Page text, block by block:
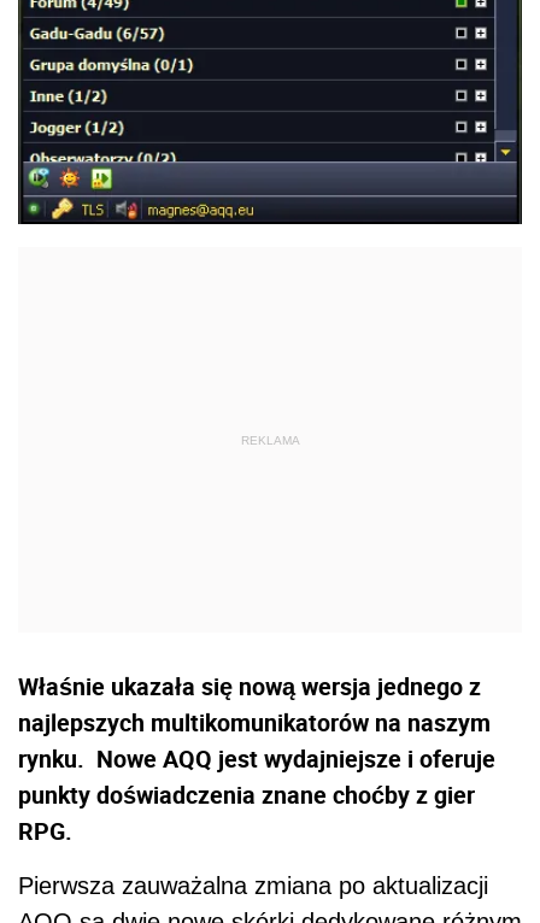
Właśnie ukazała się nową wersja jednego z
najlepszych multikomunikatorów na naszym
rynku. Nowe AQQ jest wydajniejsze i oferuje
punkty doświadczenia znane choćby z gier
RPG.
Pierwsza zauważalna zmiana po aktualizacji